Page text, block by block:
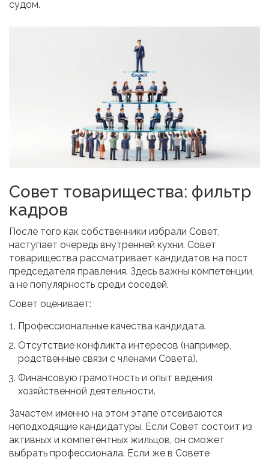
судом.
Совет товарищества: фильтр
кадров
После того как собственники избрали Совет,
наступает очередь внутренней кухни. Совет
товарищества рассматривает кандидатов на пост
председателя правления. Здесь важны компетенции,
а не популярность среди соседей.
Совет оценивает:
Профессиональные качества кандидата.
Отсутствие конфликта интересов (например,
родственные связи с членами Совета).
Финансовую грамотность и опыт ведения
хозяйственной деятельности.
Зачастем именно на этом этапе отсеиваются
неподходящие кандидатуры. Если Совет состоит из
активных и компетентных жильцов, он сможет
выбрать профессионала. Если же в Совете